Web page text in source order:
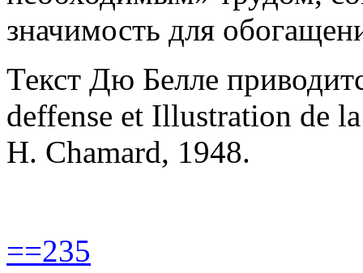
значимость для
Текст Дю Белле
deffense et Illustration de
H. Chamard, 1948.
==235